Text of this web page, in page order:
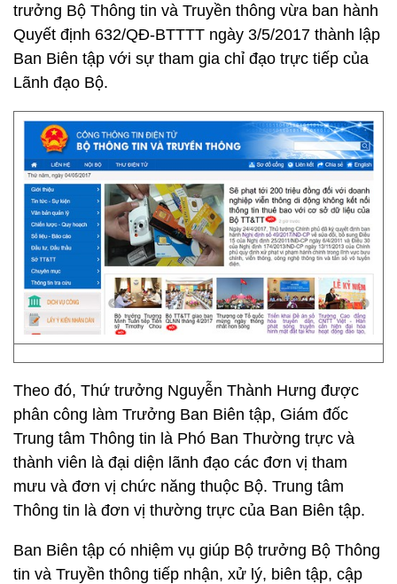
trưởng Bộ Thông tin và Truyền thông vừa ban hành
Quyết định 632/QĐ-BTTTT ngày 3/5/2017 thành lập
Ban Biên tập với sự tham gia chỉ đạo trực tiếp của
Lãnh đạo Bộ.
Theo đó, Thứ trưởng Nguyễn Thành Hưng được
phân công làm Trưởng Ban Biên tập, Giám đốc
Trung tâm Thông tin là Phó Ban Thường trực và
thành viên là đại diện lãnh đạo các đơn vị tham
mưu và đơn vị chức năng thuộc Bộ. Trung tâm
Thông tin là đơn vị thường trực của Ban Biên tập.
Ban Biên tập có nhiệm vụ giúp Bộ trưởng Bộ Thông
tin và Truyền thông tiếp nhận, xử lý, biên tập, cập